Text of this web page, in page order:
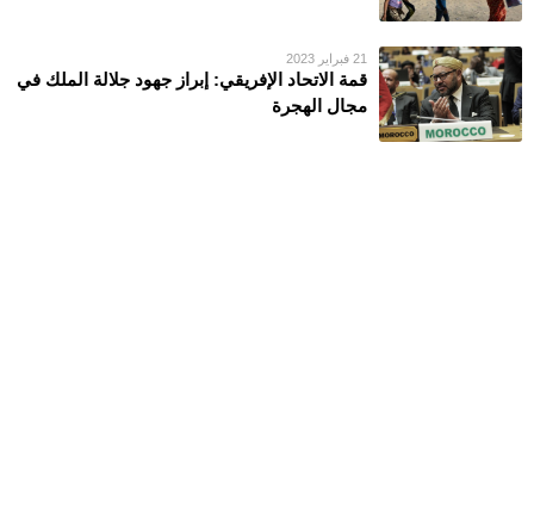
21 فبراير 2023
قمة الاتحاد الإفريقي: إبراز جهود جلالة الملك في
مجال الهجرة